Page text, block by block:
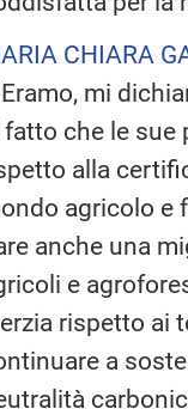
CHIARA
mi
fatto che le sue
alla
agricolo e
anche una
e
rispetto ai
a